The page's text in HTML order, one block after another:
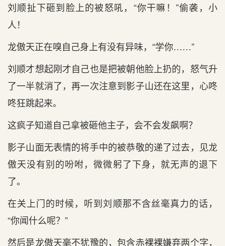
刘顺扯下砸到脸上的被怒吼，“你干嘛！”偷袭，小
人！
龙傲天正在嗅自己身上有没有异味，“学你……”
刘顺才想起刚才自己也是把被朝他脸上扔的，怒气升
了一半就消了，再一次注意到影子山还在这里，心咚
咚狂跳起来。
这疯子知道自己拿被砸他主子，会不会发飙啊？
影子山面无表情的将手中的被恭敬的递了过去，见龙
傲天没有别的吩咐，微微躬了下身，就无声的退下
了。
在关上门的时候，听到刘顺那不含丝毫真力的话，
“你闻什么呢？”
然后是龙傲天毫不犹豫的，包含赤裸裸嫌弃两个字，